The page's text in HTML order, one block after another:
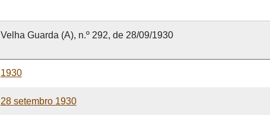
Velha Guarda (A), n.º 292, de 28/09/1930
1930
28 setembro 1930